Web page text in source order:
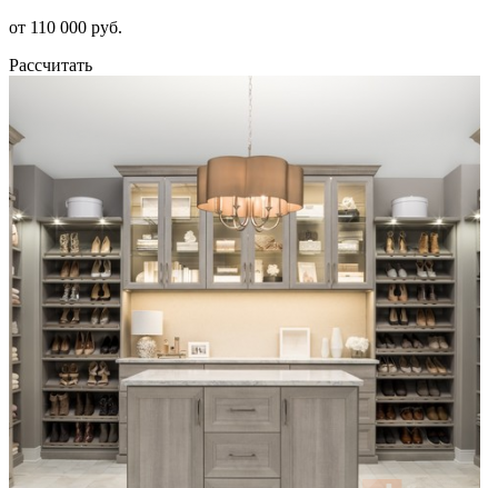
от 110 000 руб.
Рассчитать